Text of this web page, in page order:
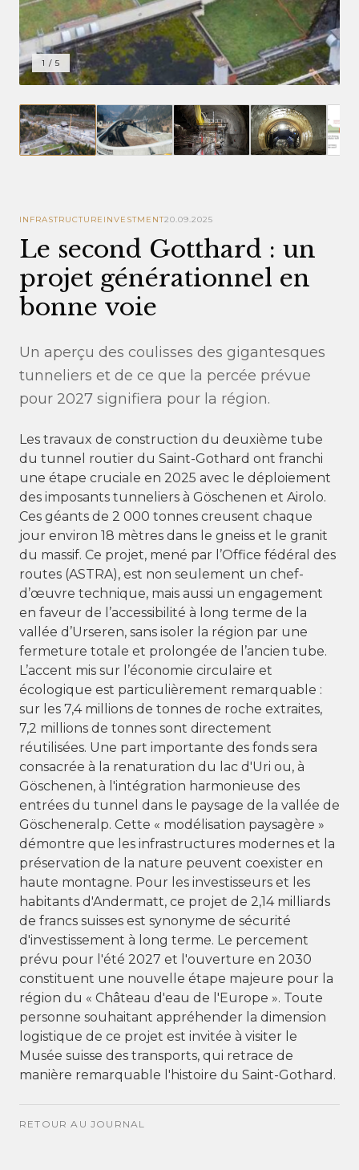
1 / 5
INFRASTRUCTURE INVESTMENT20.09.2025
Le second Gotthard : un
projet générationnel en
bonne voie
Un aperçu des coulisses des gigantesques
tunneliers et de ce que la percée prévue
pour 2027 signifiera pour la région.
Les travaux de construction du deuxième tube
du tunnel routier du Saint-Gothard ont franchi
une étape cruciale en 2025 avec le déploiement
des imposants tunneliers à Göschenen et Airolo.
Ces géants de 2 000 tonnes creusent chaque
jour environ 18 mètres dans le gneiss et le granit
du massif. Ce projet, mené par l’Office fédéral des
routes (ASTRA), est non seulement un chef-
d’œuvre technique, mais aussi un engagement
en faveur de l’accessibilité à long terme de la
vallée d’Urseren, sans isoler la région par une
fermeture totale et prolongée de l’ancien tube.
L’accent mis sur l’économie circulaire et
écologique est particulièrement remarquable :
sur les 7,4 millions de tonnes de roche extraites,
7,2 millions de tonnes sont directement
réutilisées. Une part importante des fonds sera
consacrée à la renaturation du lac d'Uri ou, à
Göschenen, à l'intégration harmonieuse des
entrées du tunnel dans le paysage de la vallée de
Göscheneralp. Cette « modélisation paysagère »
démontre que les infrastructures modernes et la
préservation de la nature peuvent coexister en
haute montagne. Pour les investisseurs et les
habitants d'Andermatt, ce projet de 2,14 milliards
de francs suisses est synonyme de sécurité
d'investissement à long terme. Le percement
prévu pour l'été 2027 et l'ouverture en 2030
constituent une nouvelle étape majeure pour la
région du « Château d'eau de l'Europe ». Toute
personne souhaitant appréhender la dimension
logistique de ce projet est invitée à visiter le
Musée suisse des transports, qui retrace de
manière remarquable l'histoire du Saint-Gothard.
RETOUR AU JOURNAL